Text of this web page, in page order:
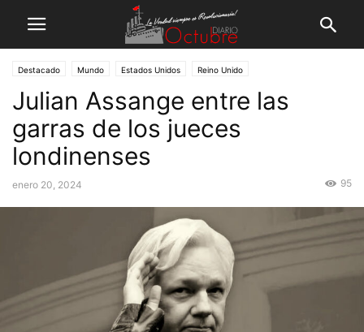
Destacado Mundo Estados Unidos Reino Unido
Julian Assange entre las
garras de los jueces
londinenses
enero 20, 2024 95